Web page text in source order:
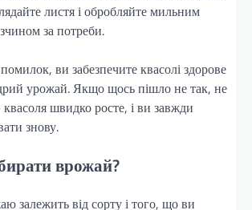
листя і обробляйте мильним
за потреби.
ви забезпечите квасолі здорове
урожай. Якщо щось пішло не так, не
швидко росте, і ви завжди
знову.
врожай?
залежить від сорту і того, що ви